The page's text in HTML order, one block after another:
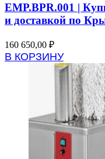
EMP.BPR.001 |
и доставкой по
160 650,00 ₽
В КОРЗИНУ